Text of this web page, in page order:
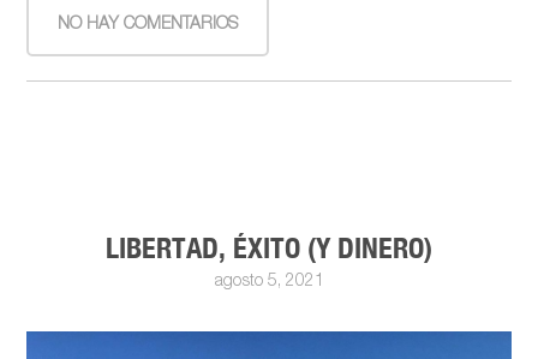
NO HAY COMENTARIOS
LIBERTAD, ÉXITO (Y DINERO)
agosto 5, 2021